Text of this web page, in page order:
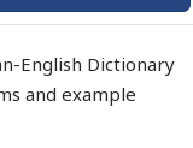
English Dictionary
and example